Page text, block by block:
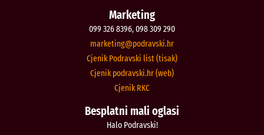
Marketing
099 326 8396, 098 309 290
rh.iksvardop
@gnitekram
Cjenik Podravski list (tisak)
Cjenik podravski.hr (web)
Cjenik RKC
Besplatni mali oglasi
Halo Podravski!